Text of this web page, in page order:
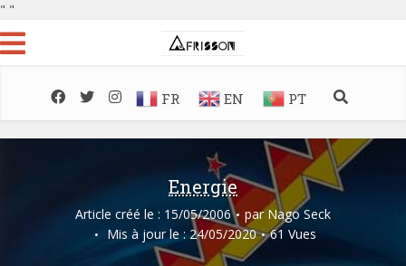
" "
FR EN PT
Energie
Article créé le : 15/05/2006 par Nago Seck
Mis à jour le : 24/05/2020
61 Vues